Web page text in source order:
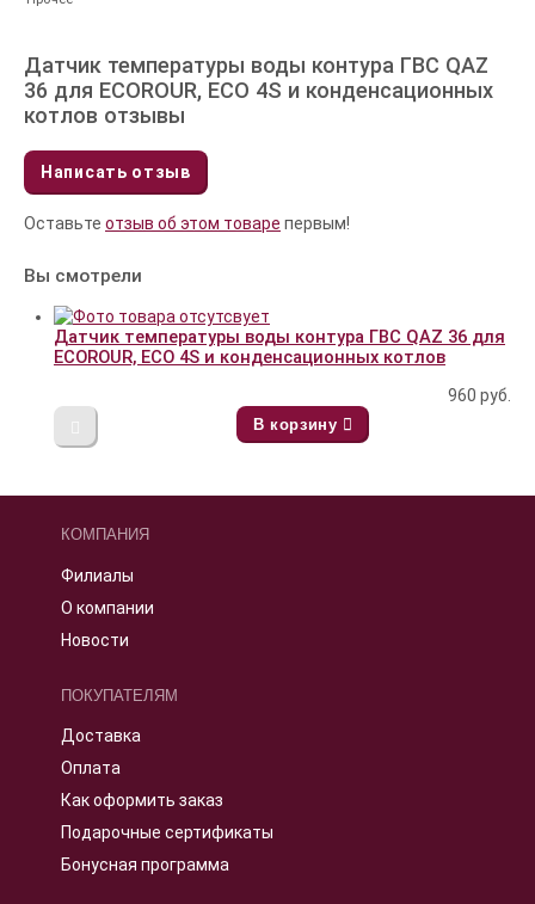
Датчик температуры воды контура ГВС QAZ
36 для ECOROUR, ECO 4S и конденсационных
котлов отзывы
Написать отзыв
Оставьте отзыв об этом товаре первым!
Вы смотрели
Датчик температуры воды контура ГВС QAZ 36 для
ECOROUR, ECO 4S и конденсационных котлов
960 руб.
В корзину
КОМПАНИЯ
Филиалы
О компании
Новости
ПОКУПАТЕЛЯМ
Доставка
Оплата
Как оформить заказ
Подарочные сертификаты
Бонусная программа